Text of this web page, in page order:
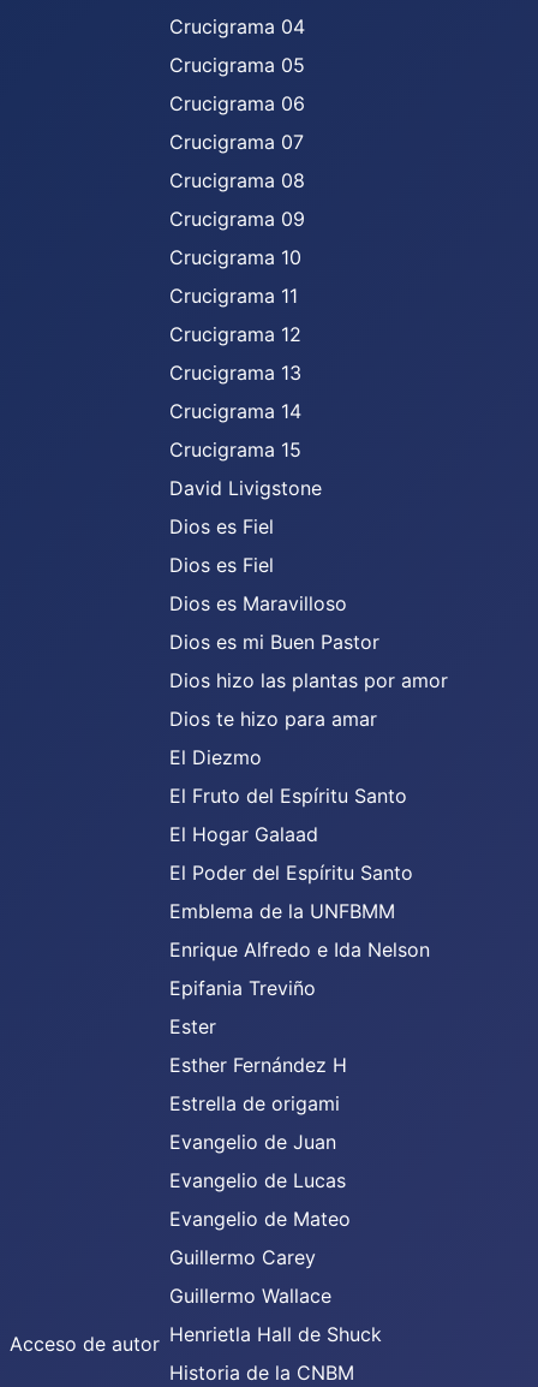
Acceso de autor
Crucigrama 04
Crucigrama 05
Crucigrama 06
Crucigrama 07
Crucigrama 08
Crucigrama 09
Crucigrama 10
Crucigrama 11
Crucigrama 12
Crucigrama 13
Crucigrama 14
Crucigrama 15
David Livigstone
Dios es Fiel
Dios es Fiel
Dios es Maravilloso
Dios es mi Buen Pastor
Dios hizo las plantas por amor
Dios te hizo para amar
El Diezmo
El Fruto del Espíritu Santo
El Hogar Galaad
El Poder del Espíritu Santo
Emblema de la UNFBMM
Enrique Alfredo e Ida Nelson
Epifania Treviño
Ester
Esther Fernández H
Estrella de origami
Evangelio de Juan
Evangelio de Lucas
Evangelio de Mateo
Guillermo Carey
Guillermo Wallace
Henrietla Hall de Shuck
Historia de la CNBM